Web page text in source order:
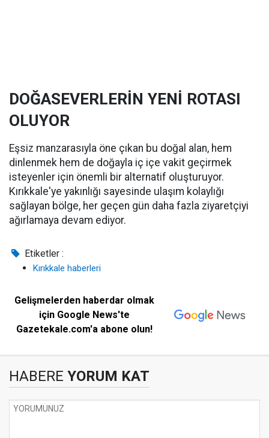
DOĞASEVERLERİN YENİ ROTASI
OLUYOR
Eşsiz manzarasıyla öne çıkan bu doğal alan, hem
dinlenmek hem de doğayla iç içe vakit geçirmek
isteyenler için önemli bir alternatif oluşturuyor.
Kırıkkale'ye yakınlığı sayesinde ulaşım kolaylığı
sağlayan bölge, her geçen gün daha fazla ziyaretçiyi
ağırlamaya devam ediyor.
Etiketler :
Kırıkkale haberleri
Gelişmelerden haberdar olmak
için Google News'te
Gazetekale.com'a abone olun!
HABERE YORUM KAT